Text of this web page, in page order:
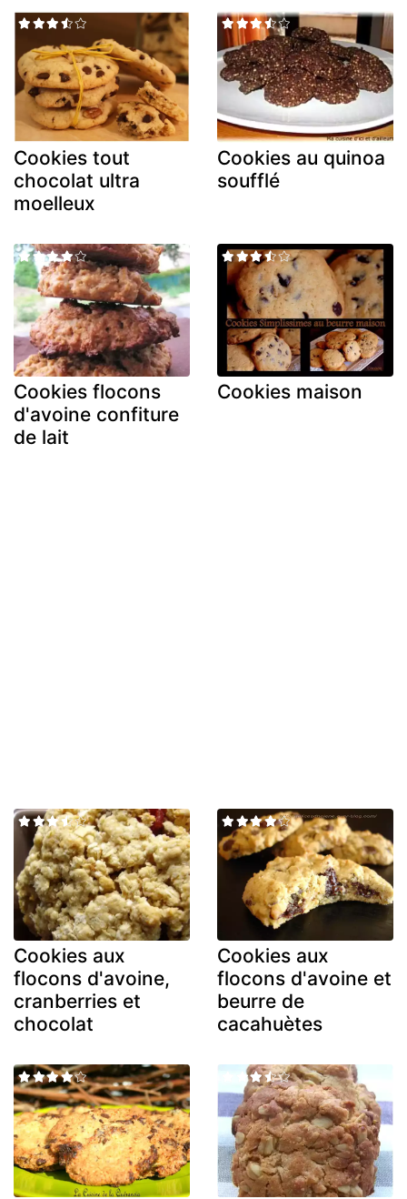
Cookies tout
chocolat ultra
moelleux
Cookies au quinoa
soufflé
Cookies flocons
d'avoine confiture
de lait
Cookies maison
Cookies aux
flocons d'avoine,
cranberries et
chocolat
Cookies aux
flocons d'avoine et
beurre de
cacahuètes